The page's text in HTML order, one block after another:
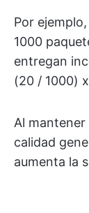
Por
1000
entregan
(20 / 1000)
Al mantener
calidad
aumenta la